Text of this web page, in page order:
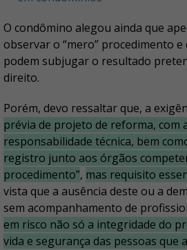
O condômino alegou ainda que
observar o “mero” procedimento
podem subjugar o resultado
direito.
Porém, devo ressaltar que, a
prévia de projeto de reforma, com
responsabilidade técnica, bem
registro junto aos órgãos
procedimento”, mas requisito
vista que a ausência deste ou a
sem acompanhamento de
em risco não só a integridade do
vida e segurança das pessoas que